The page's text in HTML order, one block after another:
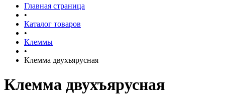
Главная страница
•
Каталог товаров
•
Клеммы
•
Клемма двухъярусная
Клемма двухъярусная